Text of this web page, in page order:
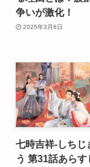
争いが激化！
2025年3月6日
七時吉祥-しちじ
う 第31話あらす